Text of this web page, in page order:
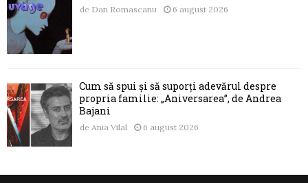
de Dan Romascanu 6 august 2026
Cum să spui și să suporți adevărul despre
propria familie: „Aniversarea”, de Andrea
Bajani
de Ania Vilal 6 august 2026